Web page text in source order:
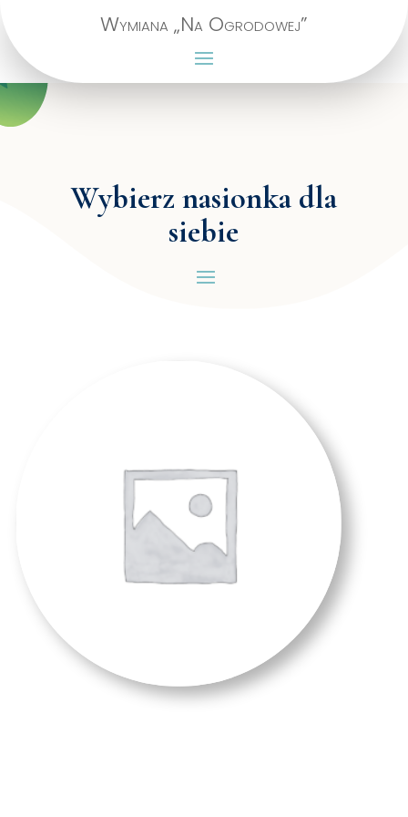
Wymiana „Na Ogrodowej”
Wybierz nasionka dla
siebie